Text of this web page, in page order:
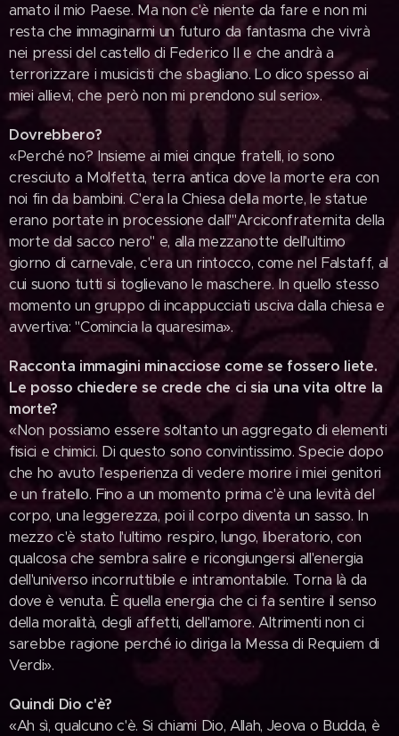
amato il mio Paese. Ma non c'è niente da fare e non mi
resta che immaginarmi un futuro da fantasma che vivrà
nei pressi del castello di Federico II e che andrà a
terrorizzare i musicisti che sbagliano. Lo dico spesso ai
miei allievi, che però non mi prendono sul serio».
Dovrebbero?
«Perché no? Insieme ai miei cinque fratelli, io sono
cresciuto a Molfetta, terra antica dove la morte era con
noi fin da bambini. C'era la Chiesa della morte, le statue
erano portate in processione dall'"Arciconfraternita della
morte dal sacco nero" e, alla mezzanotte dell'ultimo
giorno di carnevale, c'era un rintocco, come nel Falstaff, al
cui suono tutti si toglievano le maschere. In quello stesso
momento un gruppo di incappucciati usciva dalla chiesa e
avvertiva: "Comincia la quaresima».
Racconta immagini minacciose come se fossero liete.
Le posso chiedere se crede che ci sia una vita oltre la
morte?
«Non possiamo essere soltanto un aggregato di elementi
fisici e chimici. Di questo sono convintissimo. Specie dopo
che ho avuto l'esperienza di vedere morire i miei genitori
e un fratello. Fino a un momento prima c'è una levità del
corpo, una leggerezza, poi il corpo diventa un sasso. In
mezzo c'è stato l'ultimo respiro, lungo, liberatorio, con
qualcosa che sembra salire e ricongiungersi all'energia
dell'universo incorruttibile e intramontabile. Torna là da
dove è venuta. È quella energia che ci fa sentire il senso
della moralità, degli affetti, dell'amore. Altrimenti non ci
sarebbe ragione perché io diriga la Messa di Requiem di
Verdi».
Quindi Dio c'è?
«Ah sì, qualcuno c'è. Si chiami Dio, Allah, Jeova o Budda, è